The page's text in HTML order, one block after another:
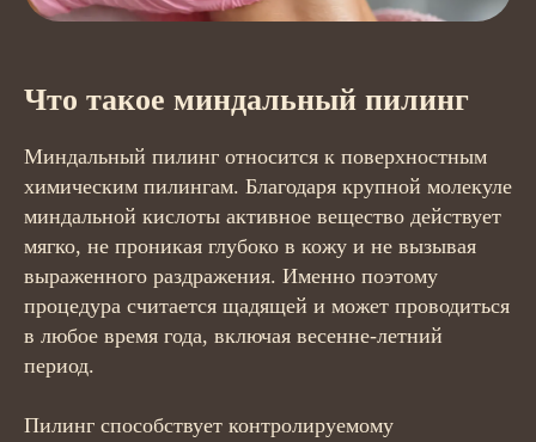
Что такое миндальный пилинг
Миндальный пилинг относится к поверхностным
химическим пилингам. Благодаря крупной молекуле
миндальной кислоты активное вещество действует
мягко, не проникая глубоко в кожу и не вызывая
выраженного раздражения. Именно поэтому
процедура считается щадящей и может проводиться
в любое время года, включая весенне-летний
период.
Пилинг способствует контролируемому